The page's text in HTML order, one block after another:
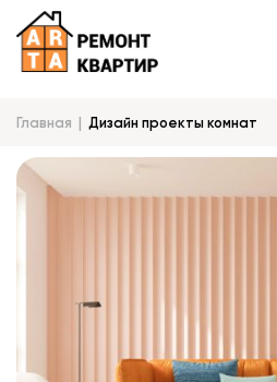
Главная Дизайн проекты комнат